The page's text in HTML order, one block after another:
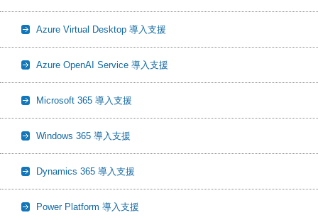
Azure Virtual Desktop 導入支援
Azure OpenAI Service 導入支援
Microsoft 365 導入支援
Windows 365 導入支援
Dynamics 365 導入支援
Power Platform 導入支援